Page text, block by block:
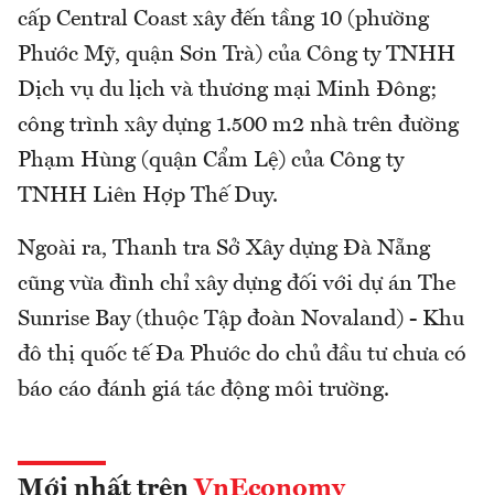
cấp Central Coast xây đến tầng 10 (phường
Phước Mỹ, quận Sơn Trà) của Công ty TNHH
Dịch vụ du lịch và thương mại Minh Đông;
công trình xây dựng 1.500 m2 nhà trên đường
Phạm Hùng (quận Cẩm Lệ) của Công ty
TNHH Liên Hợp Thế Duy.
Ngoài ra, Thanh tra Sở Xây dựng Đà Nẵng
cũng vừa đình chỉ xây dựng đối với dự án The
Sunrise Bay (thuộc Tập đoàn Novaland) - Khu
đô thị quốc tế Đa Phước do chủ đầu tư chưa có
báo cáo đánh giá tác động môi trường.
Mới nhất trên VnEconomy